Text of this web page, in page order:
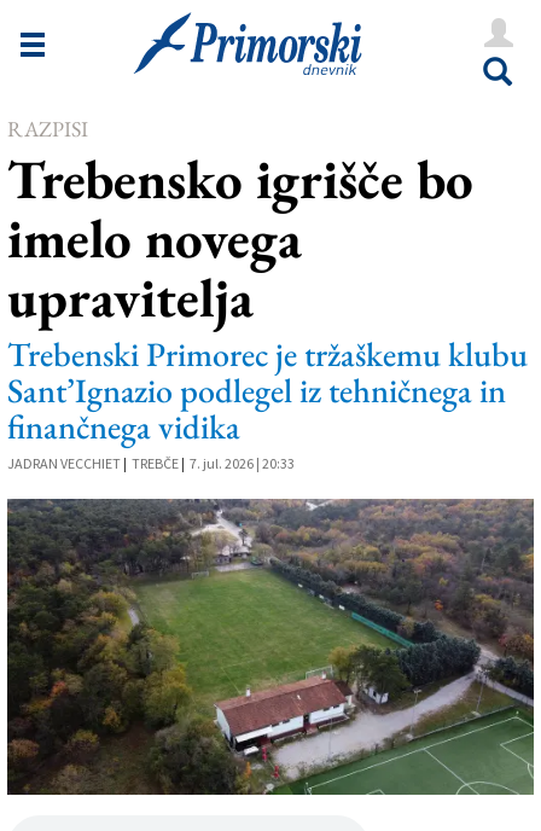
Novice
Goriška
Kultura
Šport
Še
Vreme
V Kioskih
Oglasi
Založnik
Zadruga PD
Naročnine
RAZPISI
Trebensko igrišče bo
imelo novega
upravitelja
Trebenski Primorec je tržaškemu klubu
Sant’Ignazio podlegel iz tehničnega in
finančnega vidika
JADRAN VECCHIET | TREBČE | 7. jul. 2026 | 20:33